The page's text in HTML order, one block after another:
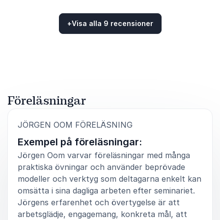
sätt.
Helen Grimberg, Bitr. CFO
av5
Mycket kompetent och bra föreläsare. Med stor
humor och skicklig talarteknik lyckades Jörgen, i två
iakttagelser kring temat "Det vinnande laget". Under
Musik/Kulturskolan har jag inte varit med om någon
annan föreläsning som gett så mycket positiva
omdömen bland mina kollegor.
Mats Brengesjö, Kultur- och musikskolorna i
Jönköpings län
Kultur- och musikskolorna i Jönköpings län
+Visa alla 9 recensioner
Föreläsningar
JÖRGEN OOM FÖRELÄSNING
Exempel på föreläsningar:
Jörgen Oom varvar föreläsningar med många
praktiska övningar och använder beprövade
modeller och verktyg som deltagarna enkelt kan
omsätta i sina dagliga arbeten efter seminariet.
Jörgens erfarenhet och övertygelse är att
arbetsglädje, engagemang, konkreta mål, att